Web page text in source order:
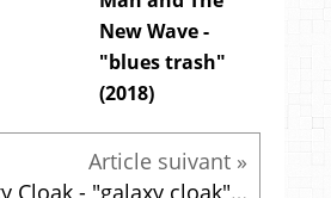
New Wave -
"blues trash"
(2018)
Galaxy Cloak - "galaxy cloak" (2016)